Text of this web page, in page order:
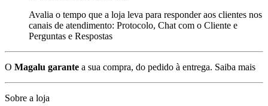
Avalia o tempo que a loja leva para responder aos clientes nos
canais de atendimento: Protocolo, Chat com o Cliente e
Perguntas e Respostas
O Magalu garante a sua compra, do pedido à entrega. Saiba mais
Sobre a loja